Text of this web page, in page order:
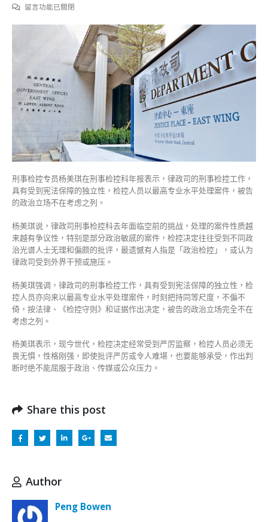
在
不
偏
不
倚
有
人
污
蔑
为
政
治
检
控〉
中
留言功能已關閉
刑事检控专员杨美琪在刑事检控科年报表示，律政司的刑事检控工作，
具有受到宪法保障的独立性，检控人员以最高专业水平处理案件，被告
的政治立场不在考虑之列。
杨美琪说，律政司刑事检控科去年面临空前的挑战，处理的案件性质越
来越有争议性，特别是部分政治敏感的案件，检控决定往往受到不同政
治光谱人士无理和偏颇的批评，最遗憾有人指是「政治检控」，或认为
律政司受到外界干预或施压。
杨美琪强调，律政司的刑事检控工作，具有受到宪法保障的独立性，检
控人员亦向来以最高专业水平处理案件，时刻把持同等尺度，不偏不
倚，按法律、《检控守则》和证据作出决定，被告的政治立场完全不在
考虑之列。
杨美琪表示，现今世代，检控决定经常受到严厉监察，检控人员必须无
畏无惧，性格刚强，即使批评严厉或令人难堪，也要能够承受，作出判
断时绝不能屈服于政治、传媒或公众压力。
Share this post
Author
Peng Bowen